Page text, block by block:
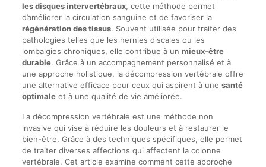
les disques intervertébraux, cette méthode permet
d’améliorer la circulation sanguine et de favoriser la
régénération des tissus. Souvent utilisée pour traiter des
pathologies telles que les hernies discales ou les
lombalgies chroniques, elle contribue à un mieux-être
durable. Grâce à un accompagnement personnalisé et à
une approche holistique, la décompression vertébrale offre
une alternative efficace pour ceux qui aspirent à une santé
optimaleet à une qualité de vie améliorée.
La décompression vertébrale est une méthode non
invasive qui vise à réduire les douleurs et à restaurer le
bien-être. Grâce à des techniques spécifiques, elle permet
de traiter diverses affections qui affectent la colonne
vertébrale. Cet article examine comment cette approche